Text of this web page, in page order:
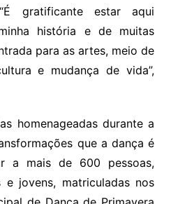
gratificante estar aqui
história e de muitas
para as artes, meio de
e mudança de vida”,
homenageadas durante a
que a dança é
a mais de 600 pessoas,
e jovens, matriculadas nos